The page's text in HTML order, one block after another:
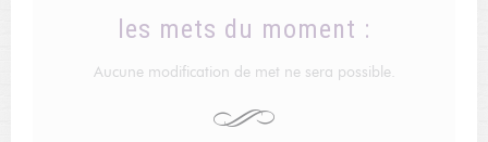
les mets du moment :
Aucune modification de met ne sera possible.